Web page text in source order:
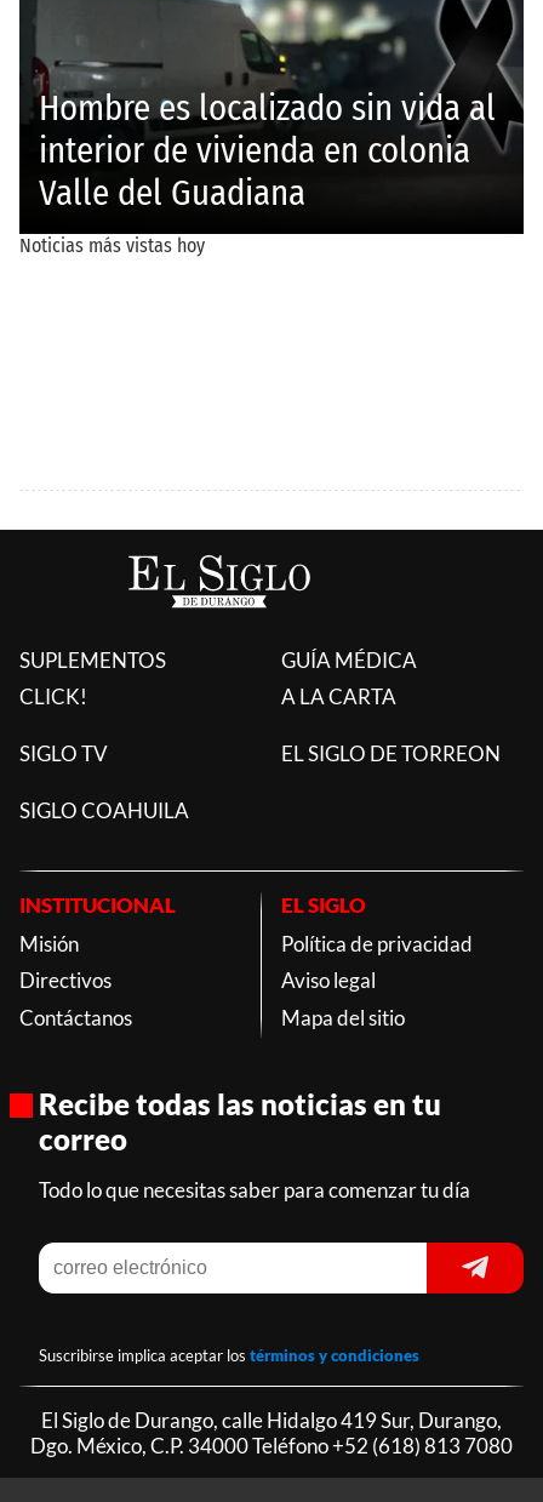
SUPLEMENTOS
CLICK!
GUÍA MÉDICA
A LA CARTA
SIGLO TV EL SIGLO DE TORREON
SIGLO COAHUILA
INSTITUCIONAL
Misión
Directivos
Contáctanos
EL SIGLO
Política de privacidad
Aviso legal
Mapa del sitio
Recibe todas las noticias en tu
correo
Todo lo que necesitas saber para comenzar tu día
Suscribirse implica aceptar los términos y condiciones
El Siglo de Durango, calle Hidalgo 419 Sur, Durango,
Dgo. México, C.P. 34000 Teléfono+52 (618) 813 7080